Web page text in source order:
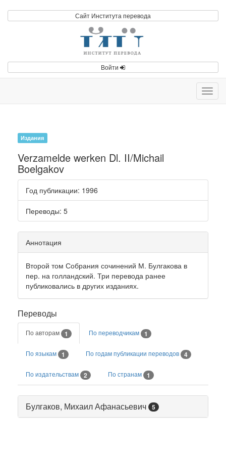
Сайт Института перевода
Войти
Издания
Verzamelde werken Dl. II/Michail
Boelgakov
Год публикации: 1996
Переводы: 5
Аннотация
Второй том Собрания сочинений М. Булгакова в
пер. на голландский. Три перевода ранее
публиковались в других изданиях.
Переводы
По авторам 1 По переводчикам 1
По языкам 1 По годам публикации переводов 4
По издательствам 2 По странам 1
Булгаков, Михаил Афанасьевич 5